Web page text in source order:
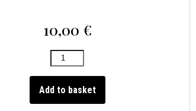
10,00 €
Add to basket